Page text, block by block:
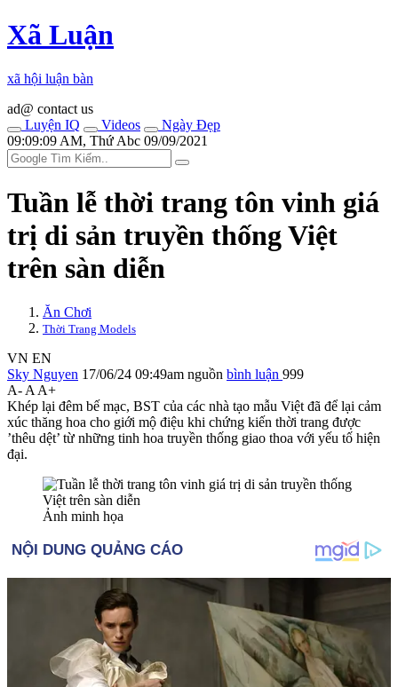
Xã Luận
xã hội luận bàn
ad@ contact us
Luyện IQ
Videos
Ngày Đẹp
09:09:09 AM, Thứ Abc 09/09/2021
Tuần lễ thời trang tôn vinh giá
trị di sản truyền thống Việt
trên sàn diễn
Ăn Chơi
Thời Trang Models
VN EN
Sky Nguyen 17/06/24 09:49am nguồn bình luận 999
A- A A+
Khép lại đêm bế mạc, BST của các nhà tạo mẫu Việt đã để lại cảm
xúc thăng hoa cho giới mộ điệu khi chứng kiến thời trang được
’thêu dệt’ từ những tinh hoa truyền thống giao thoa với yếu tố hiện
đại.
Ảnh minh họa